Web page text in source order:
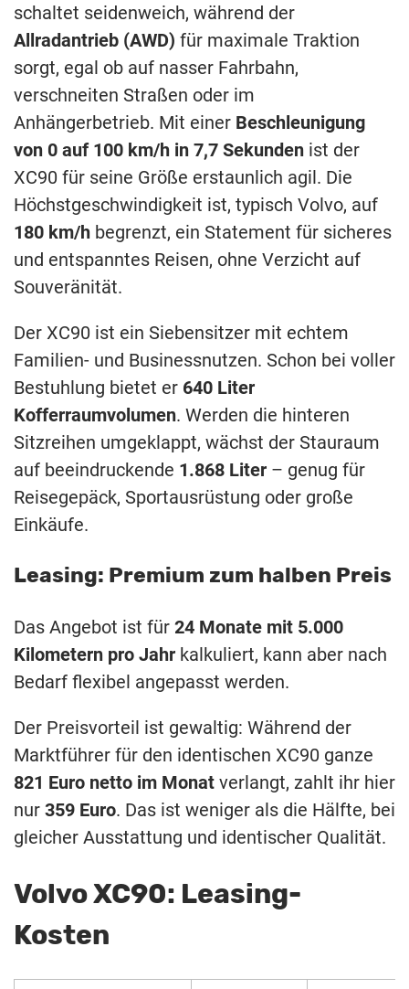
schaltet seidenweich, während der
Allradantrieb (AWD) für maximale Traktion
sorgt, egal ob auf nasser Fahrbahn,
verschneiten Straßen oder im
Anhängerbetrieb. Mit einer Beschleunigung
von 0 auf 100 km/h in 7,7 Sekunden ist der
XC90 für seine Größe erstaunlich agil. Die
Höchstgeschwindigkeit ist, typisch Volvo, auf
180 km/h begrenzt, ein Statement für sicheres
und entspanntes Reisen, ohne Verzicht auf
Souveränität.
Der XC90 ist ein Siebensitzer mit echtem
Familien- und Businessnutzen. Schon bei voller
Bestuhlung bietet er 640 Liter
Kofferraumvolumen. Werden die hinteren
Sitzreihen umgeklappt, wächst der Stauraum
auf beeindruckende 1.868 Liter – genug für
Reisegepäck, Sportausrüstung oder große
Einkäufe.
Leasing: Premium zum halben Preis
Das Angebot ist für 24 Monate mit 5.000
Kilometern pro Jahr kalkuliert, kann aber nach
Bedarf flexibel angepasst werden.
Der Preisvorteil ist gewaltig: Während der
Marktführer für den identischen XC90 ganze
821 Euro netto im Monat verlangt, zahlt ihr hier
nur 359 Euro. Das ist weniger als die Hälfte, bei
gleicher Ausstattung und identischer Qualität.
Volvo XC90: Leasing-
Kosten